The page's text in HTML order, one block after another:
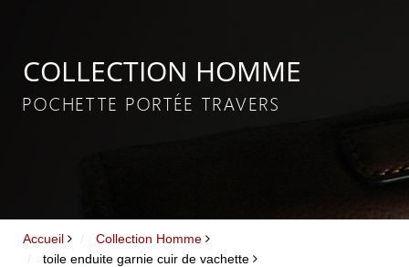
COLLECTION HOMME
POCHETTE PORTÉE TRAVERS
Accueil
Collection Homme
toile enduite garnie cuir de vachette